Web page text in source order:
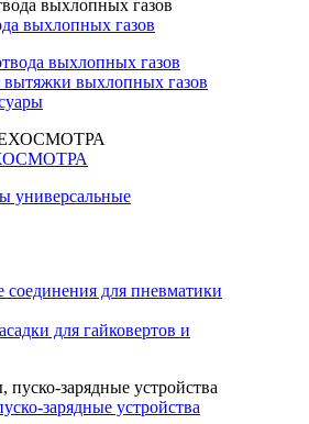
выхлопных газов
выхлопных газов
выхлопных газов
универсальные
соединения для пневматики
для гайковертов и
зарядные устройства